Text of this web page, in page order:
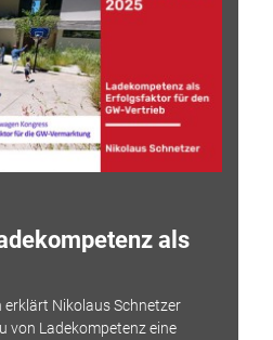
als
Nikolaus Schnetzer
von Ladekompetenz eine